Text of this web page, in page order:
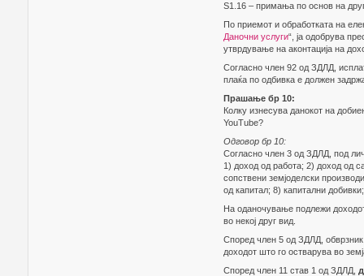
Ѕ1.16 – примања по основ на
По приемот и обработката на
Даночни услуги“, ја одобрува
утврдување на аконтација на
Согласно член 92 од ЗДЛД,
плаќа по одбивка е должен
Прашање бр 10:
Колку изнесува данокот на
YouTubе?
Одговор бр 10:
Согласно член 3 од ЗДЛД, под
1) доход од работа; 2) доход од
сопствени земјоделски
од капитал; 8) капитални
На оданочување подлежи
во некој друг вид.
Според член 5 од ЗДЛД,
доходот што го остварува во
Според член 11 став 1 од ЗДЛД,